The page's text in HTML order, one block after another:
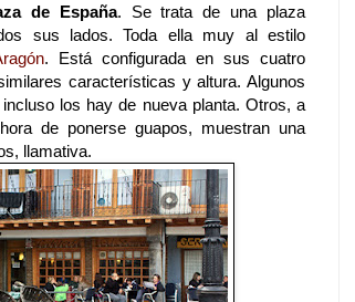
de España. Se trata de una plaza
sus lados. Toda ella muy al estilo
. Está configurada en sus cuatro
características y altura. Algunos
los hay de nueva planta. Otros, a
de ponerse guapos, muestran una
llamativa.